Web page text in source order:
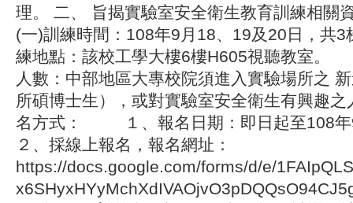
理。 二、 旨揭實驗室安全衛生教育訓練
(一)訓練時間：108年9月18、19及20日，
練地點：該校工學大樓6樓H605視聽教室
人數：中部地區大專校院須進入實驗場所之
所碩博士生），或對實驗室安全衛生有興
名方式： １、報名日期：即日起至
２、採線上報名，報名網址：
https://docs.google.com/forms/d/e/